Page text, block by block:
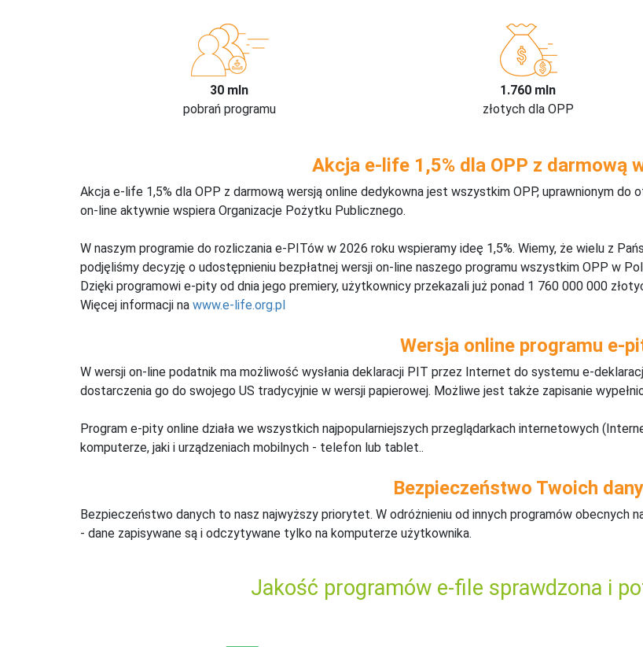
30 mln
pobrań programu
1.760 mln
złotych dla OPP
Akcja e-life 1,5% dla OPP z darmową
Akcja e-life 1,5% dla OPP z darmową wersją online dedykowna jest wszystkim OPP, uprawnionym do
on-line aktywnie wspiera Organizacje Pożytku Publicznego.
W naszym programie do rozliczania e-PITów w 2026 roku wspieramy ideę 1,5%. Wiemy, że wielu z
podjęliśmy decyzję o udostępnieniu bezpłatnej wersji on-line naszego programu wszystkim OPP w
Dzięki programowi e-pity od dnia jego premiery, użytkownicy przekazali już ponad 1 760 000 000
Więcej informacji na www.e-life.org.pl
Wersja online programu e-
W wersji on-line podatnik ma możliwość wysłania deklaracji PIT przez Internet do systemu e-
dostarczenia go do swojego US tradycyjnie w wersji papierowej. Możliwe jest także zapisanie
Program e-pity online działa we wszystkich najpopularniejszych przeglądarkach internetowych
komputerze, jaki i urządzeniach mobilnych - telefon lub tablet..
Bezpieczeństwo Twoich
Bezpieczeństwo danych to nasz najwyższy priorytet. W odróżnieniu od innych programów obecnych
- dane zapisywane są i odczytywane tylko na komputerze użytkownika.
Jakość programów e-file sprawdzona i